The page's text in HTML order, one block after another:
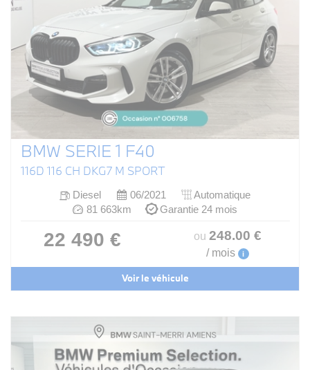
BMW SERIE 1 F40
116D 116 CH DKG7 M SPORT
Diesel 06/2021
Automatique
81 663km
Garantie 24 mois
22 490 € ou 248.00 €
/ mois i
Voir le véhicule